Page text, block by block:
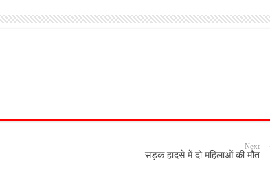
Next
सड़क हादसे में दो महिलाओं की मौत